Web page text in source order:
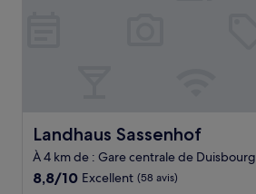
Landhaus Sassenhof
Landhaus Sassenhof
À 4 km de : Gare centrale de Duisbourg
8.8
8,8/10 Excellent (58 avis)